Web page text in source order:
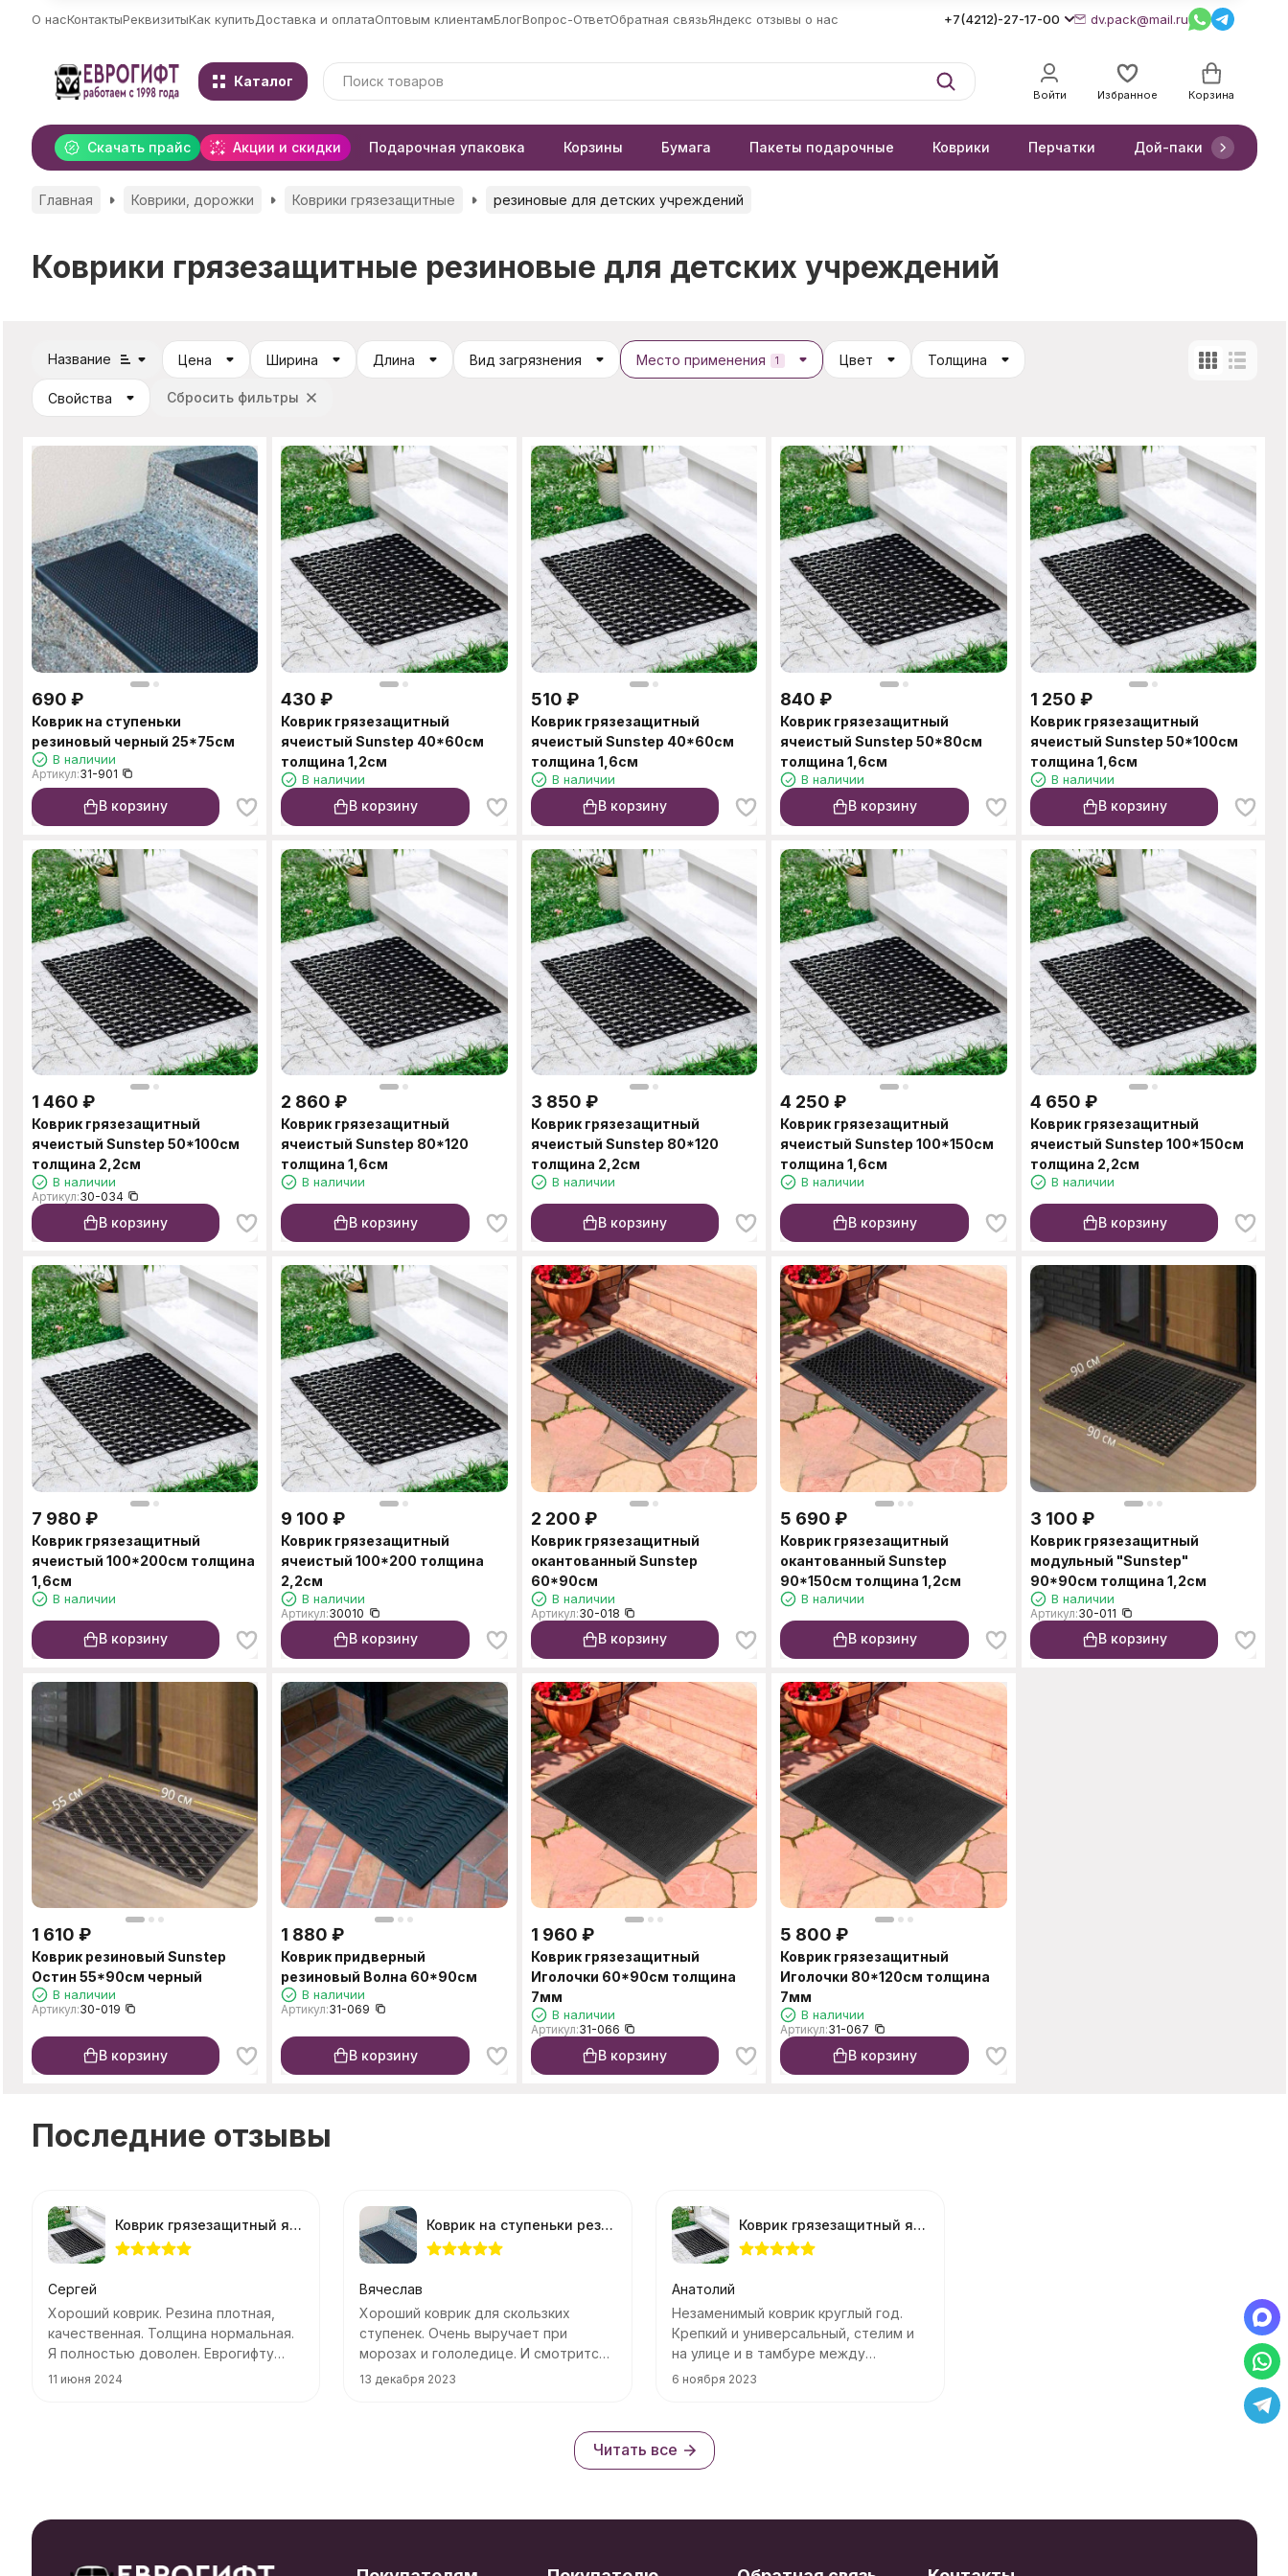
О насКонтактыРеквизитыКак купитьДоставка и оплатаОптовым клиентамБлогВопрос-ОтветОбратная связьЯндекс отзывы о нас +7(4212)-27-17-00 dv.pack@mail.ru
Каталог
Войти Избранное Корзина
Скачать прайс Акции и скидки Подарочная упаковка Корзины Бумага Пакеты подарочные Коврики Перчатки Дой-паки
Главная Коврики, дорожки Коврики грязезащитные резиновые для детских учреждений
Коврики грязезащитные резиновые для детских учреждений
Название Цена Ширина Длина Вид загрязнения Место применения 1 Цвет Толщина
Свойства Сбросить фильтры
690 ₽
Коврик на ступеньки
резиновый черный 25*75см
В наличии
Артикул:31-901
В корзину
430 ₽
Коврик грязезащитный
ячеистый Sunstep 40*60см
толщина 1,2см
В наличии
В корзину
510 ₽
Коврик грязезащитный
ячеистый Sunstep 40*60см
толщина 1,6см
В наличии
В корзину
840 ₽
Коврик грязезащитный
ячеистый Sunstep 50*80см
толщина 1,6см
В наличии
В корзину
1 250 ₽
Коврик грязезащитный
ячеистый Sunstep 50*100см
толщина 1,6см
В наличии
В корзину
1 460 ₽
Коврик грязезащитный
ячеистый Sunstep 50*100см
толщина 2,2см
В наличии
Артикул:30-034
В корзину
2 860 ₽
Коврик грязезащитный
ячеистый Sunstep 80*120
толщина 1,6см
В наличии
В корзину
3 850 ₽
Коврик грязезащитный
ячеистый Sunstep 80*120
толщина 2,2см
В наличии
В корзину
4 250 ₽
Коврик грязезащитный
ячеистый Sunstep 100*150см
толщина 1,6см
В наличии
В корзину
4 650 ₽
Коврик грязезащитный
ячеистый Sunstep 100*150см
толщина 2,2см
В наличии
В корзину
7 980 ₽
Коврик грязезащитный
ячеистый 100*200см толщина
1,6см
В наличии
В корзину
9 100 ₽
Коврик грязезащитный
ячеистый 100*200 толщина
2,2см
В наличии
Артикул:30010
В корзину
2 200 ₽
Коврик грязезащитный
окантованный Sunstep
60*90см
В наличии
Артикул:30-018
В корзину
5 690 ₽
Коврик грязезащитный
окантованный Sunstep
90*150см толщина 1,2см
В наличии
В корзину
3 100 ₽
Коврик грязезащитный
модульный "Sunstep"
90*90см толщина 1,2см
В наличии
Артикул:30-011
В корзину
1 610 ₽
Коврик резиновый Sunstep
Остин 55*90см черный
В наличии
Артикул:30-019
В корзину
1 880 ₽
Коврик придверный
резиновый Волна 60*90см
В наличии
Артикул:31-069
В корзину
1 960 ₽
Коврик грязезащитный
Иголочки 60*90см толщина
7мм
В наличии
Артикул:31-066
В корзину
5 800 ₽
Коврик грязезащитный
Иголочки 80*120см толщина
7мм
В наличии
Артикул:31-067
В корзину
Последние отзывы
Коврик грязезащитный ячеистый Sunstep 40*60см толщина 1,2см
Сергей
Хороший коврик. Резина плотная,
качественная. Толщина нормальная.
Я полностью доволен. Еврогифту
спасибо!
11 июня 2024
Коврик на ступеньки резиновый черный 25*75см
Вячеслав
Хороший коврик для скользких
ступенек. Очень выручает при
морозах и гололедице. И смотрится
аккуратно
13 декабря 2023
Коврик грязезащитный ячеистый Sunstep 50*80см толщина 1,6см
Анатолий
Незаменимый коврик круглый год.
Крепкий и универсальный, стелим и
на улице и в тамбуре между
дверями.
6 ноября 2023
Читать все